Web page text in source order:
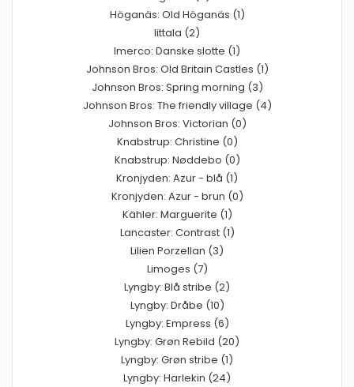
Höganäs: Old Höganäs (1)
Iittala (2)
Imerco: Danske slotte (1)
Johnson Bros: Old Britain Castles (1)
Johnson Bros: Spring morning (3)
Johnson Bros: The friendly village (4)
Johnson Bros: Victorian (0)
Knabstrup: Christine (0)
Knabstrup: Nøddebo (0)
Kronjyden: Azur - blå (1)
Kronjyden: Azur - brun (0)
Kähler: Marguerite (1)
Lancaster: Contrast (1)
Lilien Porzellan (3)
Limoges (7)
Lyngby: Blå stribe (2)
Lyngby: Dråbe (10)
Lyngby: Empress (6)
Lyngby: Grøn Rebild (20)
Lyngby: Grøn stribe (1)
Lyngby: Harlekin (24)